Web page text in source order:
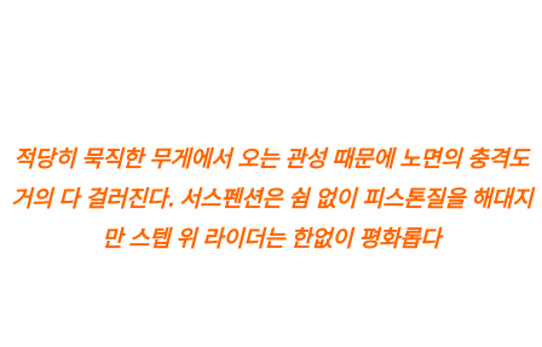
적당히 묵직한 무게에서 오는 관성 때문에 노면의 충격도
거의 다 걸러진다. 서스펜션은 쉼 없이 피스톤질을 해대지
만 스텝 위 라이더는 한없이 평화롭다